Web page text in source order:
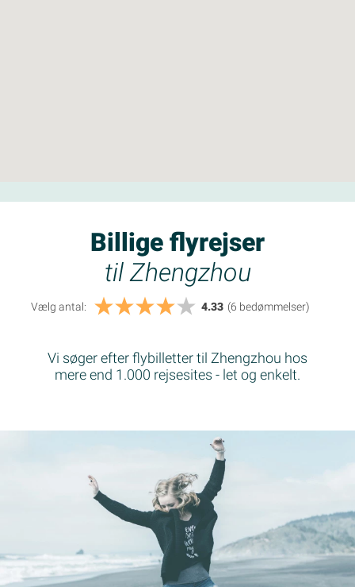
Billige flyrejser
til Zhengzhou
Vælg antal: 4.33 (6 bedømmelser)
Vi søger efter flybilletter til Zhengzhou hos
mere end 1.000 rejsesites - let og enkelt.